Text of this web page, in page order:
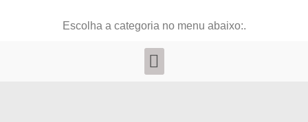
Escolha a categoria no menu abaixo:.